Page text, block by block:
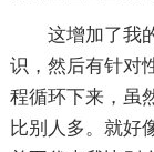
这增加了我
识，然后有针对
程循环下来，虽
比别人多。就好